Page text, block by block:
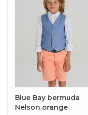
Blue Bay bermuda
Nelson orange